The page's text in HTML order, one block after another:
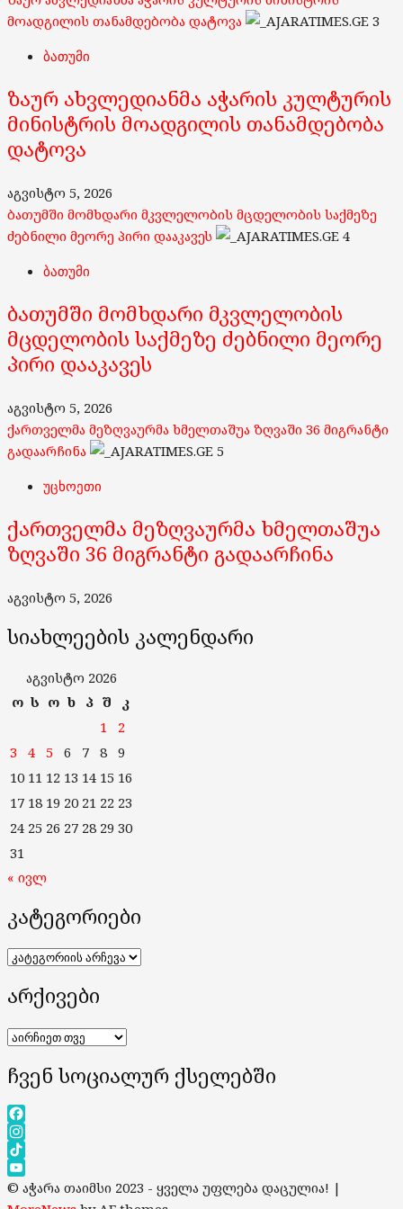
მოადგილის თანამდებობა დატოვა
3
ბათუმი
ზაურ ახვლედიანმა აჭარის კულტურის
მინისტრის მოადგილის თანამდებობა
დატოვა
აგვისტო 5, 2026
ბათუმში მომხდარი მკვლელობის მცდელობის საქმეზე
ძებნილი მეორე პირი დააკავეს
4
ბათუმი
ბათუმში მომხდარი მკვლელობის
მცდელობის საქმეზე ძებნილი მეორე
პირი დააკავეს
აგვისტო 5, 2026
ქართველმა მეზღვაურმა ხმელთაშუა ზღვაში 36 მიგრანტი
გადაარჩინა
5
უცხოეთი
ქართველმა მეზღვაურმა ხმელთაშუა
ზღვაში 36 მიგრანტი გადაარჩინა
აგვისტო 5, 2026
სიახლეების კალენდარი
აგვისტო 2026
ო ს ო ხ პ შ
კ
1
2
3
4 5 6 7 8 9
10 11 12 13 14 15 16
17 18 19 20 21 22 23
24 25 26 27 28 29 30
31
« ივლ
კატეგორიები
კატეგორიები
არქივები
არქივები
ჩვენ სოციალურ ქსელებში
Facebook
Instagram
TikTok
YouTube
Channel
© აჭარა თაიმსი 2023 - ყველა უფლება დაცულია! |